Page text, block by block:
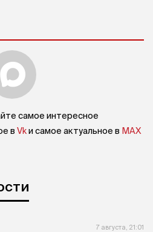
самое интересное
в Vkи самое актуальное в MAX
7 августа, 21:01